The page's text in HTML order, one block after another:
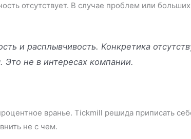
отсутствует. В случае проблем или
и расплывчивость. Конкретика
Это не в интересах компании.
вранье. Tickmill решида приписать
не с чем.